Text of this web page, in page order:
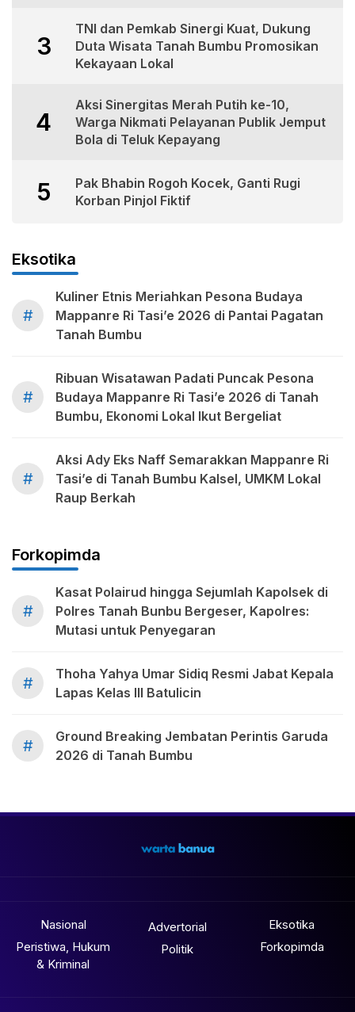
3
TNI dan Pemkab Sinergi Kuat, Dukung
Duta Wisata Tanah Bumbu Promosikan
Kekayaan Lokal
4
Aksi Sinergitas Merah Putih ke-10,
Warga Nikmati Pelayanan Publik Jemput
Bola di Teluk Kepayang
5
Pak Bhabin Rogoh Kocek, Ganti Rugi
Korban Pinjol Fiktif
Eksotika
#
Kuliner Etnis Meriahkan Pesona Budaya
Mappanre Ri Tasi’e 2026 di Pantai Pagatan
Tanah Bumbu
#
Ribuan Wisatawan Padati Puncak Pesona
Budaya Mappanre Ri Tasi’e 2026 di Tanah
Bumbu, Ekonomi Lokal Ikut Bergeliat
#
Aksi Ady Eks Naff Semarakkan Mappanre Ri
Tasi’e di Tanah Bumbu Kalsel, UMKM Lokal
Raup Berkah
Forkopimda
#
Kasat Polairud hingga Sejumlah Kapolsek di
Polres Tanah Bunbu Bergeser, Kapolres:
Mutasi untuk Penyegaran
#
Thoha Yahya Umar Sidiq Resmi Jabat Kepala
Lapas Kelas III Batulicin
#
Ground Breaking Jembatan Perintis Garuda
2026 di Tanah Bumbu
Nasional
Peristiwa, Hukum
& Kriminal
Advertorial
Politik
Eksotika
Forkopimda